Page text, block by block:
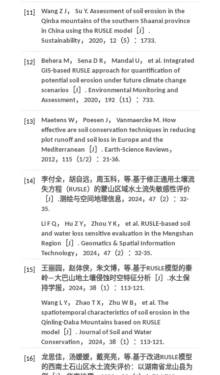
[11] Wang Z J ， Su Y. Assessment of soil erosion in the
Qinba mountains of the southern Shaanxi province
in China using the RUSLE model［J］.
Sustainability， 2020， 12（5）：1733.
[12] Behera M， Sena D R， Mandal U， et al. Integrated
GIS-based RUSLE approach for quantification of
potential soil erosion under future climate change
scenarios［J］. Environmental Monitoring and
Assessment， 2020， 192（11）：733.
[13] Maetens W， Poesen J ， Vanmaercke M. How
effective are soil conservation techniques in reducing
plot runoff and soil loss in Europe and the
Mediterranean［J］. Earth-Science Reviews，
2012， 115（1/2）：21-36.
[14] 李付全，胡自远，周玉科， 等.基于修正通用土壤流
失方程（RUSLE）的蒙山区域水土流失敏感性评价
［J］.测绘与空间地理信息， 2024， 47（2）：32-
35.
Li F Q， Hu Z Y， Zhou Y K， et al. RUSLE-based soil
and water loss sensitive evaluation in the Mengshan
Region［J］. Geomatics & Spatial Information
Technology， 2024， 47（2）：32-35.
[15] 王丽园，赵体侠，朱文博， 等.基于RUSLE模型的秦
岭—大巴山地土壤侵蚀时空特征分析［J］.水土保
持学报， 2024， 38（1）：113-121.
Wang L Y， Zhao T X， Zhu W B， et al. The
spatiotemporal characteristics of soil erosion in the
Qinling-Daba Mountains based on RUSLE
model［J］. Journal of Soil and Water
Conservation ， 2024， 38（1）：113-121.
[16] 龙思佳，汤媛媛，戴亮亮， 等.基于改进RUSLE模型
的西南土石山区水土流失评价：以湖南省龙山县为